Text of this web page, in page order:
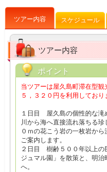
ツアー内容 スケジュール
ツアー内容
ポイント
当ツアーは屋久島町滞在型
５，３２０円を利用しており
１日目 屋久島の個性的な滝
川から海へ直接流れ落ちる
０ｍの花こう岩の一枚岩か
ご案内します。
２日目 樹齢５００年以上の
ジュマル園」を散策と、明治
へ。